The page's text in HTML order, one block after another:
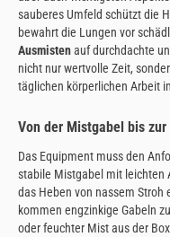
sauberes Umfeld schützt die
bewahrt die Lungen vor
Ausmistenauf durchdachte
nicht nur wertvolle Zeit,
täglichen körperlichen Arbeit
Von der Mistgabel bis zur
Das Equipment muss den
stabile Mistgabel mit leichten
das Heben von nassem Stroh
kommen engzinkige Gabeln
oder feuchter Mist aus der